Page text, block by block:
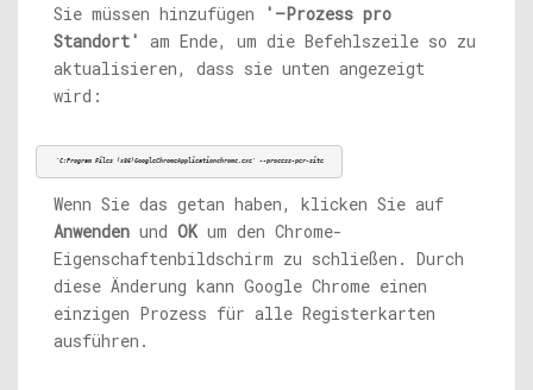
Sie müssen hinzufügen
'–Prozess pro
Standort' am Ende, um die Befehlszeile so zu
aktualisieren, dass sie unten angezeigt
wird:
'C:Program Files (x86)GoogleChromeApplicationchrome.exe' --process-per-site
Wenn Sie das getan haben, klicken Sie auf
Anwenden und OK um den Chrome-
Eigenschaftenbildschirm zu schließen. Durch
diese Änderung kann Google Chrome einen
einzigen Prozess für alle Registerkarten
ausführen.